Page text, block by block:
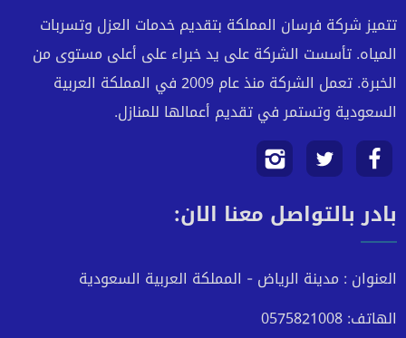
تتميز شركة فرسان المملكة بتقديم خدمات العزل وتسربات
المياه. تأسست الشركة على يد خبراء على أعلى مستوى من
الخبرة. تعمل الشركة منذ عام 2009 في المملكة العربية
السعودية وتستمر في تقديم أعمالها للمنازل.
تابعنا
على
فيسبوك
تابعنا
على
تويتر
تابعنا
على
انستجرام
بادر بالتواصل معنا الان:
العنوان : مدينة الرياض - المملكة العربية السعودية
الهاتف: 0575821008